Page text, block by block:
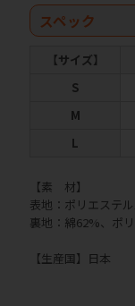
スペック
【サイズ】
S
M
L
【素 材】
表地：ポリエステ
裏地：綿62%、ポ
【生産国】日本